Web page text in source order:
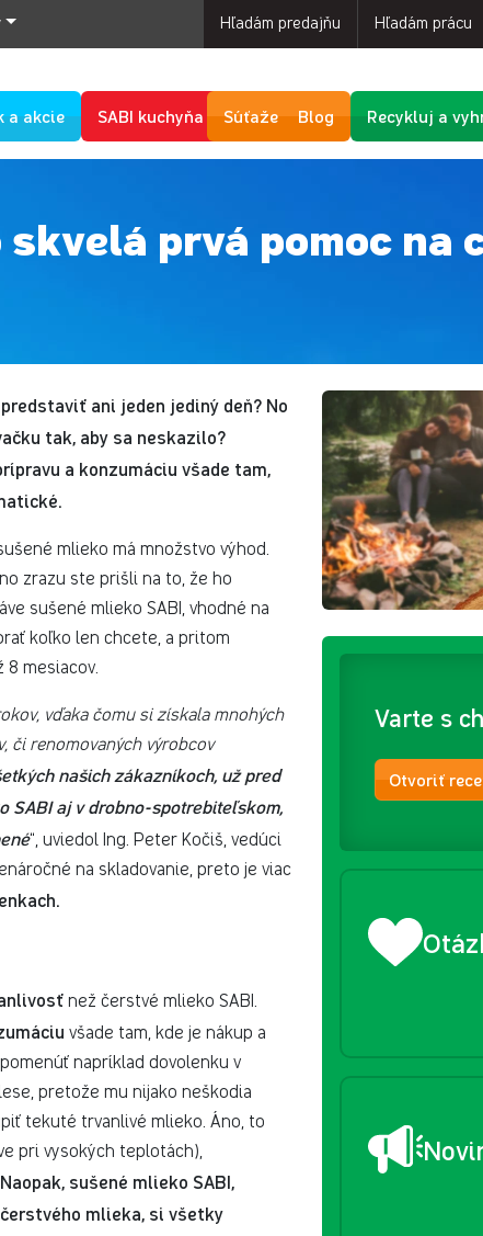
Hľadám predajňu Hľadám prácu
a akcie SABI kuchyňa Súťaže Blog Recykluj a
prvá pomoc na
ani jeden jediný deň? No
tak, aby sa neskazilo?
a konzumáciu všade tam,
mlieko má množstvo výhod.
zrazu ste prišli na to, že ho
sušené mlieko SABI, vhodné na
koľko len chcete, a pritom
mesiacov.
vďaka čomu si získala mnohých
či renomovaných výrobcov
našich zákazníkoch, už pred
SABI aj v drobno-spotrebiteľskom,
“, uviedol Ing. Peter Kočiš, vedúci
na skladovanie, preto je viac
než čerstvé mlieko SABI.
všade tam, kde je nákup a
napríklad dovolenku v
pretože mu nijako neškodia
tekuté trvanlivé mlieko. Áno, to
pri vysokých teplotách),
Naopak, sušené mlieko SABI,
mlieka, si všetky
Varte s
Otvoriť